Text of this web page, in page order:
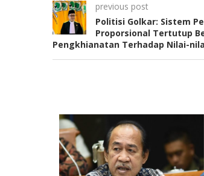
previous post
Politisi Golkar: Sistem
Proporsional Tertutup
Pengkhianatan Terhadap Nilai-